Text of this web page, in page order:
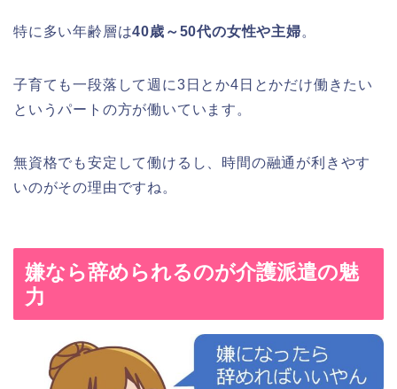
特に多い年齢層は40歳～50代の女性や主婦。
子育ても一段落して週に3日とか4日とかだけ働きたい
というパートの方が働いています。
無資格でも安定して働けるし、時間の融通が利きやす
いのがその理由ですね。
嫌なら辞められるのが介護派遣の魅
力